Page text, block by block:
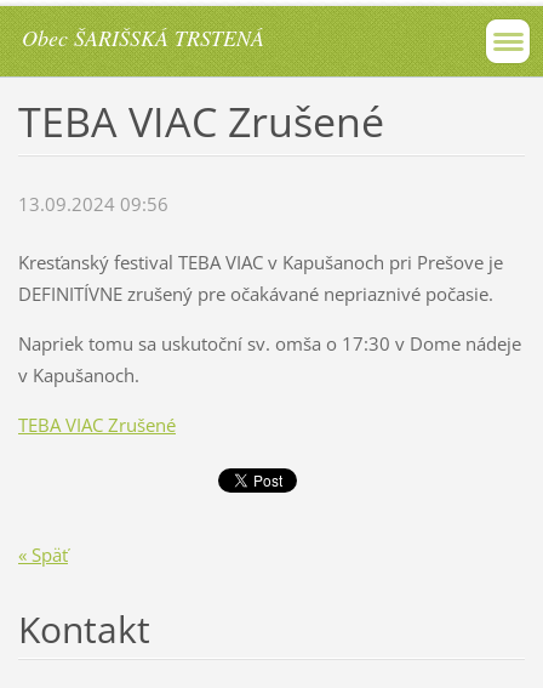
Obec ŠARIŠSKÁ TRSTENÁ
TEBA VIAC Zrušené
13.09.2024 09:56
Kresťanský festival TEBA VIAC v Kapušanoch pri Prešove je
DEFINITÍVNE zrušený pre očakávané nepriaznivé počasie.
Napriek tomu sa uskutoční sv. omša o 17:30 v Dome nádeje
v Kapušanoch.
TEBA VIAC Zrušené
« Späť
Kontakt